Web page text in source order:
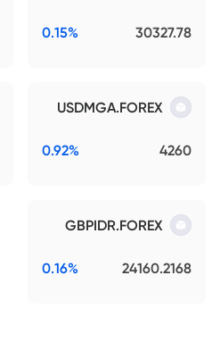
30327.78
0.15%
USDMGA.FOREX
4260
0.92%
GBPIDR.FOREX
24160.2168
0.16%